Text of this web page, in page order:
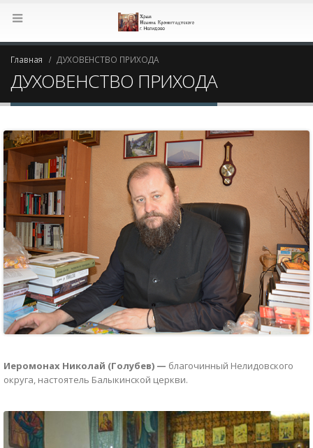
Главная ДУХОВЕНСТВО ПРИХОДА
ДУХОВЕНСТВО ПРИХОДА
Иеромонах Николай (Голубев) — благочинный Нелидовского
округа, настоятель Балыкинской церкви.